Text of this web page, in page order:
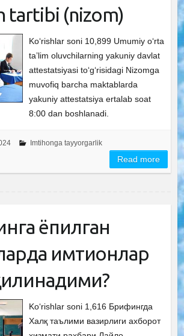
tartibi (nizom)
Ko‘rishlar soni 10,899 Umumiy oʻrta
taʼlim oluvchilarning yakuniy davlat
attestatsiyasi toʻgʻrisidagi Nizomga
muvofiq barcha maktablarda
yakuniy attestatsiya ertalab soat
8:00 dan boshlanadi.
Imtihonga tayyorgarlik
Read more
ёпилган
имтиҳонлар
Ko‘rishlar soni 1,616 Брифингда
Халқ таълими вазирлиги ахборот